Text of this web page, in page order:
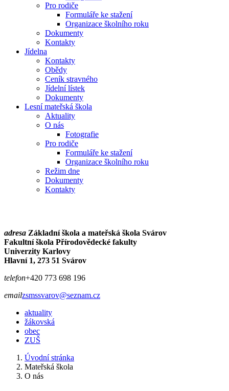
Pro rodiče
Formuláře ke stažení
Organizace školního roku
Dokumenty
Kontakty
Jídelna
Kontakty
Obědy
Ceník stravného
Jídelní lístek
Dokumenty
Lesní mateřská škola
Aktuality
O nás
Fotografie
Pro rodiče
Formuláře ke stažení
Organizace školního roku
Režim dne
Dokumenty
Kontakty
adresa Základní škola a mateřská škola Svárov
Fakultní škola Přírodovědecké fakulty
Univerzity Karlovy
Hlavní 1, 273 51 Svárov
telefon+420 773 698 196
emailzsmssvarov@seznam.cz
aktuality
žákovská
obec
ZUŠ
Úvodní stránka
Mateřská škola
O nás